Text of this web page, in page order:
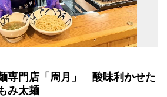
専門店「周月」 酸味利かせた
み太麺